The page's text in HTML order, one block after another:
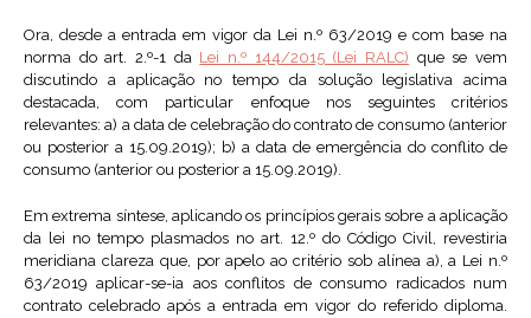
Ora, desde a entrada em vigor da Lei n.º 63/2019 e com base na
norma do art. 2.º-1 da Lei n.º 144/2015 (Lei RALC) que se vem
discutindo a aplicação no tempo da solução legislativa acima
destacada, com particular enfoque nos seguintes critérios
relevantes: a) a data de celebração do contrato de consumo (anterior
ou posterior a 15.09.2019); b) a data de emergência do conflito de
consumo (anterior ou posterior a 15.09.2019).
Em extrema síntese, aplicando os princípios gerais sobre a aplicação
da lei no tempo plasmados no art. 12.º do Código Civil, revestiria
meridiana clareza que, por apelo ao critério sob alínea a), a Lei n.º
63/2019 aplicar-se-ia aos conflitos de consumo radicados num
contrato celebrado após a entrada em vigor do referido diploma.